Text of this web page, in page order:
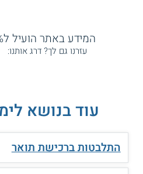
המידע באתר הועיל ל87% מהגולשים.
עזרנו גם לך? דרג אותנו:
עוד בנושא
התלבטות ברכישת תואר